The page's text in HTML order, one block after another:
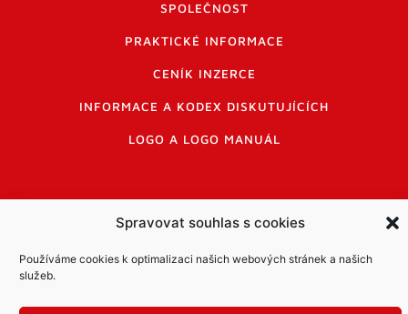
Spravovat souhlas s cookies
Používáme cookies k optimalizaci našich webových stránek a našich
služeb.
SPOLEČNOST
PRAKTICKÉ INFORMACE
CENÍK INZERCE
INFORMACE A KODEX DISKUTUJÍCÍCH
LOGO A LOGO MANUÁL
© Město Mníšek pod Brdy
Informace o zpracování osobních údajů